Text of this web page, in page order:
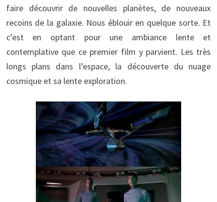
faire découvrir de nouvelles planètes, de nouveaux
recoins de la galaxie. Nous éblouir en quelque sorte. Et
c’est en optant pour une ambiance lente et
contemplative que ce premier film y parvient. Les très
longs plans dans l’espace, la découverte du nuage
cosmique et sa lente exploration.